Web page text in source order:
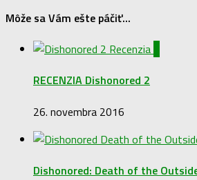
Môže sa Vám ešte páčiť...
RECENZIA Dishonored 2
26. novembra 2016
Dishonored: Death of the